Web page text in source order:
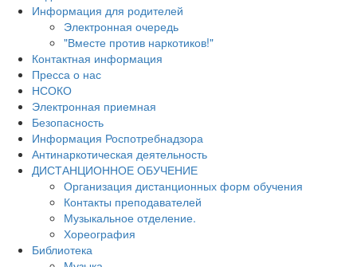
Информация для родителей
Электронная очередь
"Вместе против наркотиков!"
Контактная информация
Пресса о нас
НСОКО
Электронная приемная
Безопасность
Информация Роспотребнадзора
Антинаркотическая деятельность
ДИСТАНЦИОННОЕ ОБУЧЕНИЕ
Организация дистанционных форм обучения
Контакты преподавателей
Музыкальное отделение.
Хореография
Библиотека